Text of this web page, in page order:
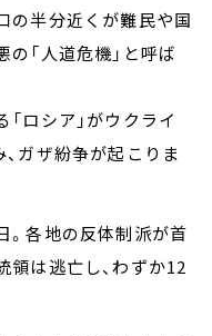
の半分近くが難民や国
「人道危機」と呼ば
ロシア」がウクライ
ガザ紛争が起こりま
。各地の反体制派が首
領は逃亡し、わずか12